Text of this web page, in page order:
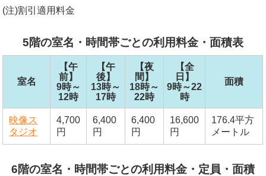
(注)割引適用料金
5階の室名・時間帯ごとの利用料金・面積表
室名
【午
前】
9時～
12時
【午
後】
13時～
17時
【夜
間】
18時～
22時
【全
日】
9時～22
時
面積
映像ス
タジオ
4,700
円
6,400
円
6,400
円
16,600
円
176.4平方
メートル
6階の室名・時間帯ごとの利用料金・定員・面積